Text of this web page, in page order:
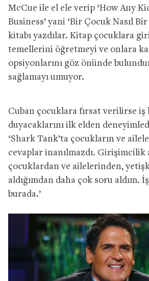
McCue ile el ele verip ‘How Any
Business’ yani ‘Bir Çocuk Nasıl
kitabı yazdılar. Kitap çocuklara
temellerini öğretmeyi ve onlara
opsiyonlarını göz önünde
sağlamayı umuyor.
Cuban çocuklara fırsat verilirse iş
duyacaklarını ilk elden
‘Shark Tank’ta çocukların ve
cevaplar inanılmazdı. Girişimcilik
çocuklardan ve ailelerinden,
aldığımdan daha çok soru aldım.
burada.’